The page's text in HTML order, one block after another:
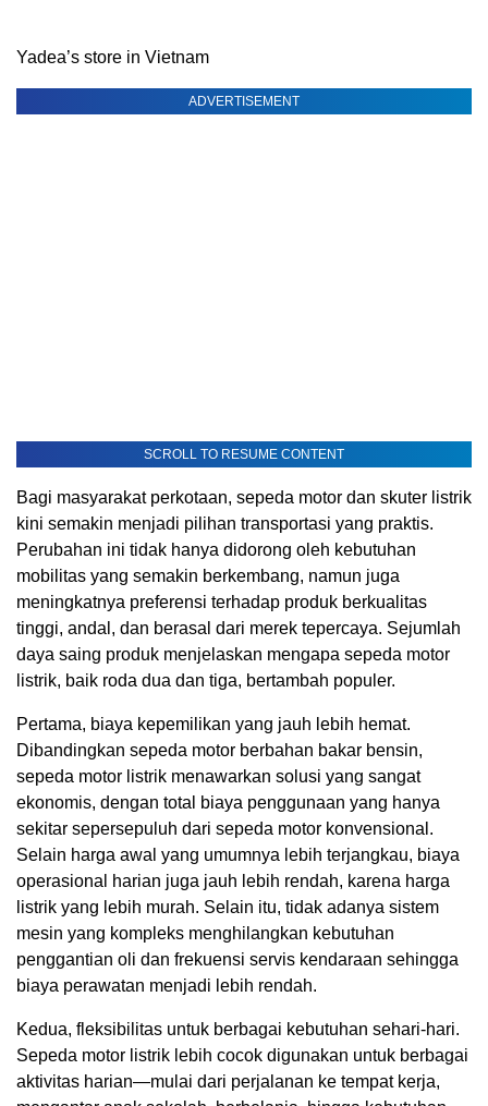
Yadea’s store in Vietnam
ADVERTISEMENT
SCROLL TO RESUME CONTENT
Bagi masyarakat perkotaan, sepeda motor dan skuter listrik
kini semakin menjadi pilihan transportasi yang praktis.
Perubahan ini tidak hanya didorong oleh kebutuhan
mobilitas yang semakin berkembang, namun juga
meningkatnya preferensi terhadap produk berkualitas
tinggi, andal, dan berasal dari merek tepercaya. Sejumlah
daya saing produk menjelaskan mengapa sepeda motor
listrik, baik roda dua dan tiga, bertambah populer.
Pertama, biaya kepemilikan yang jauh lebih hemat.
Dibandingkan sepeda motor berbahan bakar bensin,
sepeda motor listrik menawarkan solusi yang sangat
ekonomis, dengan total biaya penggunaan yang hanya
sekitar sepersepuluh dari sepeda motor konvensional.
Selain harga awal yang umumnya lebih terjangkau, biaya
operasional harian juga jauh lebih rendah, karena harga
listrik yang lebih murah. Selain itu, tidak adanya sistem
mesin yang kompleks menghilangkan kebutuhan
penggantian oli dan frekuensi servis kendaraan sehingga
biaya perawatan menjadi lebih rendah.
Kedua, fleksibilitas untuk berbagai kebutuhan sehari-hari.
Sepeda motor listrik lebih cocok digunakan untuk berbagai
aktivitas harian—mulai dari perjalanan ke tempat kerja,